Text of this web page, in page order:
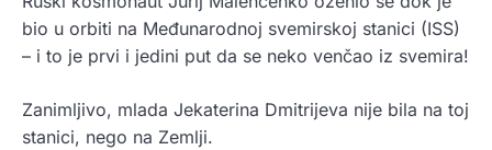
bio u orbiti na Međunarodnoj svemirskoj stanici (ISS)
– i to je prvi i jedini put da se neko venčao iz svemira!
Zanimljivo, mlada Jekaterina Dmitrijeva nije bila na toj
stanici, nego na Zemlji.